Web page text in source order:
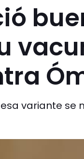
variante se